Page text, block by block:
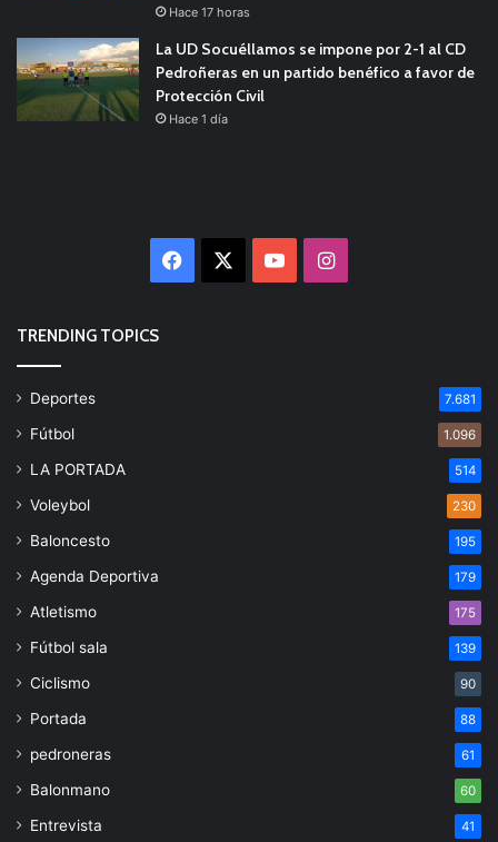
Hace 17 horas
La UD Socuéllamos se impone por 2-1 al CD
Pedroñeras en un partido benéfico a favor de
Protección Civil
Hace 1 día
Facebook YouTubeInstagram
TRENDING TOPICS
Deportes 7.681
Fútbol 1.096
LA PORTADA 514
Voleybol 230
Baloncesto 195
Agenda Deportiva 179
Atletismo 175
Fútbol sala 139
Ciclismo 90
Portada 88
pedroneras 61
Balonmano 60
Entrevista 41